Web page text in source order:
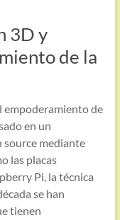
3D y
de la
empoderamiento de
en un
source mediante
las placas
Pi, la técnica
se han
tienen